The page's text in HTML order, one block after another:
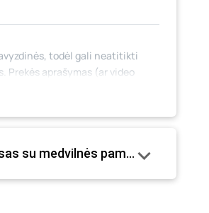
todėl gali neatitikti
Prekės aprašymas (ar video
visos prekės savybės. Prekių
su medvilnės pamušalu, geltonos